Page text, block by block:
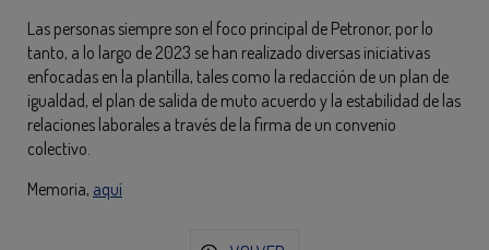
Las personas siempre son el foco principal de Petronor, por lo
tanto, a lo largo de 2023 se han realizado diversas iniciativas
enfocadas en la plantilla, tales como la redacción de un plan de
igualdad, el plan de salida de muto acuerdo y la estabilidad de las
relaciones laborales a través de la firma de un convenio
colectivo.
Memoria, aquí